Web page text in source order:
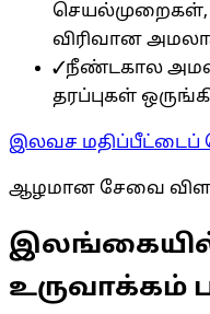
விரிவான
✓நீண்டகால
தரப்புகள்
இலவச மதிப்பீட்டைப்
ஆழமான சேவை
உருவாக்கம்